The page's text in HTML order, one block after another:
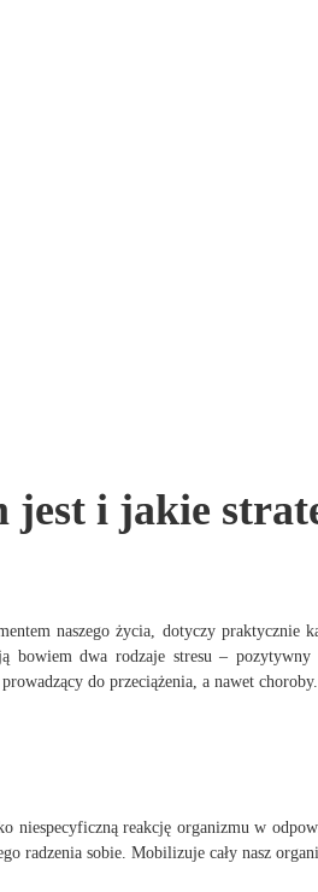
jest i jakie
naszego życia, dotyczy
bowiem dwa rodzaje stresu – pozytywny
do przeciążenia, a nawet choroby.
niespecyficzną reakcję organizmu w
radzenia sobie. Mobilizuje cały nasz